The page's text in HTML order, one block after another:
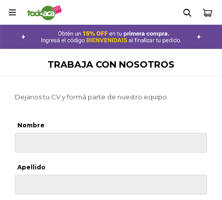

TRABAJA CON NOSOTROS
Dejanos tu CV y formá parte de nuestro equipo.
Nombre
Apellido